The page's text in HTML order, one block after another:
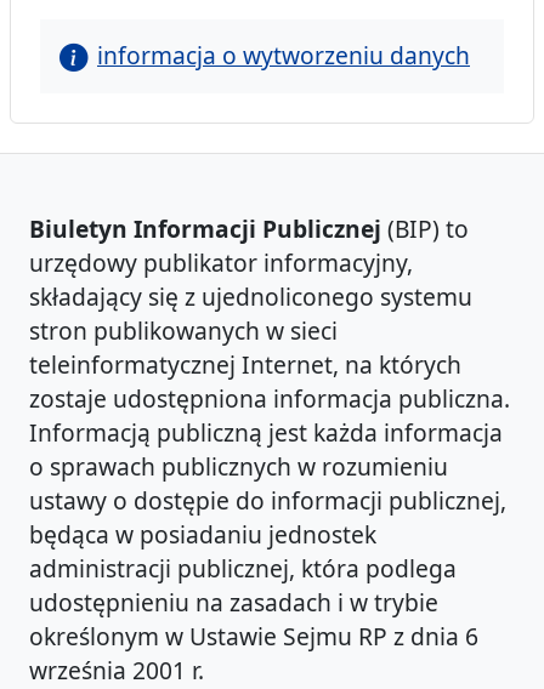
informacja o wytworzeniu danych
Biuletyn Informacji Publicznej (BIP) to
urzędowy publikator informacyjny,
składający się z ujednoliconego systemu
stron publikowanych w sieci
teleinformatycznej Internet, na których
zostaje udostępniona informacja publiczna.
Informacją publiczną jest każda informacja
o sprawach publicznych w rozumieniu
ustawy o dostępie do informacji publicznej,
będąca w posiadaniu jednostek
administracji publicznej, która podlega
udostępnieniu na zasadach i w trybie
określonym w Ustawie Sejmu RP z dnia 6
września 2001 r.